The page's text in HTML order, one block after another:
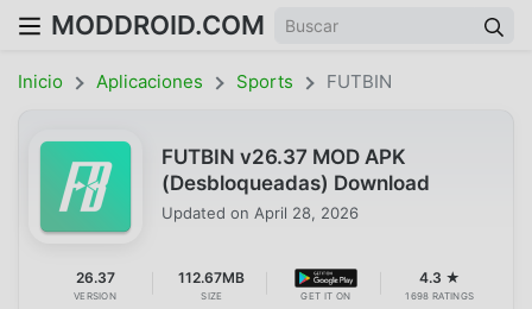
MODDROID.COM
Inicio Aplicaciones Sports FUTBIN
FUTBIN v26.37 MOD APK
(Desbloqueadas) Download
Updated on April 28, 2026
26.37
VERSION
112.67MB
SIZE GET IT ON
4.3 ★
1698 RATINGS